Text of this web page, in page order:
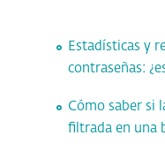
Estadísticas y
contraseñas:
Cómo saber si
filtrada en una